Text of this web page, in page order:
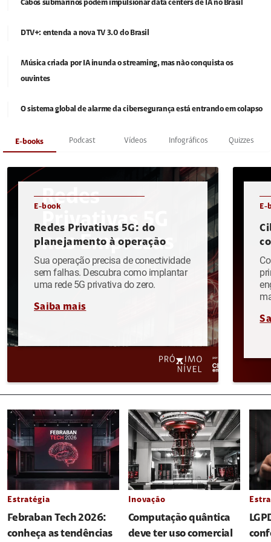
Cabos submarinos podem impulsionar data centers de IA no Brasil
DTV+: entenda a nova TV 3.0 do Brasil
Música criada por IA inunda o streaming, mas não conquista os
ouvintes
O sistema global de alarme da cibersegurança está entrando em colapso
E-books Podcast Vídeos Infográficos Quizzes
E-book
Redes Privativas 5G: do
planejamento à operação
Sua operação precisa de conectividade
sem falhas. Descubra como implantar
uma rede 5G privativa do zero.
Saiba mais
E-
Estratégia
Febraban Tech 2026:
conheça as tendências
Inovação
Computação quântica
deve ter uso comercial